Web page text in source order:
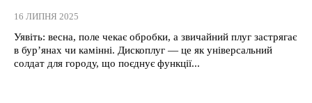
16 ЛИПНЯ 2025
Уявіть: весна, поле чекає обробки, а звичайний плуг застрягає
в бур’янах чи камінні. Дископлуг — це як універсальний
солдат для городу, що поєднує функції...